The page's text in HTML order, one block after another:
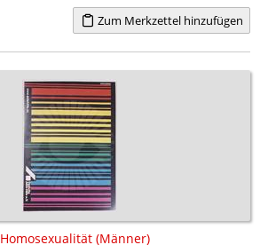
Zum Merkzettel hinzufügen
Homosexualität (Männer)